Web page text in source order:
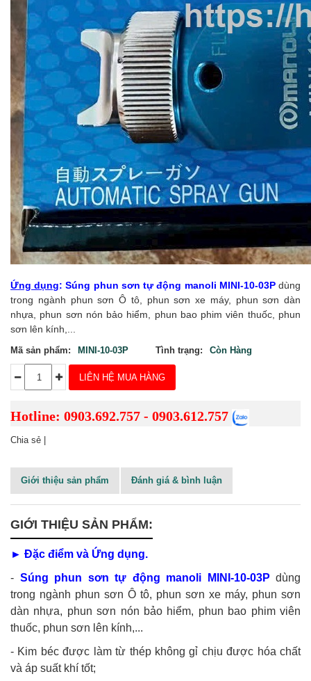
Ứng dụng: Súng phun sơn tự động manoli MINI-10-03P dùng
trong ngành phun sơn Ô tô, phun sơn xe máy, phun sơn dàn
nhựa, phun sơn nón bảo hiểm, phun bao phim viên thuốc, phun
sơn lên kính,...
Mã sản phẩm: MINI-10-03P Tình trạng: Còn Hàng
LIÊN HỆ MUA HÀNG
Hotline: 0903.692.757 - 0903.612.757
Chia sẻ |
Giới thiệu sản phẩm Đánh giá & bình luận
GIỚI THIỆU SẢN PHẨM:
► Đặc điểm và Ứng dụng.
- Súng phun sơn tự động manoli MINI-10-03P dùng
trong ngành phun sơn Ô tô, phun sơn xe máy, phun sơn
dàn nhựa, phun sơn nón bảo hiểm, phun bao phim viên
thuốc, phun sơn lên kính,...
- Kim béc được làm từ thép không gỉ chịu được hóa chất
và áp suất khí tốt;